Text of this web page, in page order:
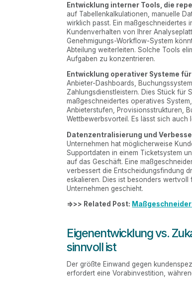
Entwicklung interner Tools, die
auf Tabellenkalkulationen, manuelle
wirklich passt. Ein maßgeschneidertes
Kundenverhalten von Ihrer
Genehmigungs-Workflow-System
Abteilung weiterleiten. Solche Tools
Aufgaben zu konzentrieren.
Entwicklung operativer Systeme
Anbieter-Dashboards,
Zahlungsdienstleistern. Dies Stück für
maßgeschneidertes operatives
Anbieterstufen, Provisionsstrukturen,
Wettbewerbsvorteil. Es lässt sich
Datenzentralisierung und
Unternehmen hat möglicherweise
Supportdaten in einem Ticketsystem
auf das Geschäft. Eine
verbessert die Entscheidungsfindung
eskalieren. Dies ist besonders wertvoll
Unternehmen geschieht.
=>>> Related Post:
Eigenentwicklung vs.
sinnvoll ist
Der größte Einwand gegen
erfordert eine Vorabinvestition,